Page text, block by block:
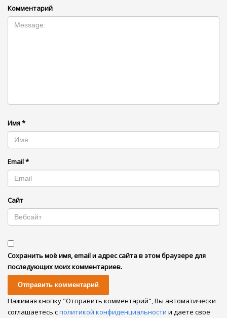
Комментарий
Имя*
Email*
Сайт
Сохранить моё имя, email и адрес сайта в этом браузере для
последующих моих комментариев.
Нажимая кнопку "Отправить комментарий", Вы автоматически
соглашаетесь сполитикой конфиденциальности и даете свое